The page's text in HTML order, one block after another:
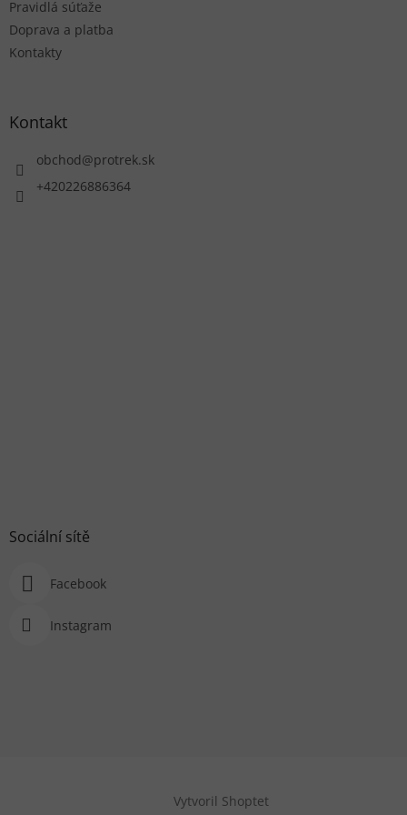
Pravidlá súťaže
Doprava a platba
Kontakty
Kontakt
obchod@protrek.sk
+420226886364
Sociální sítě
Facebook
Instagram
Vytvoril Shoptet